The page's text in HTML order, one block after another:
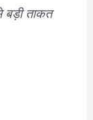
बड़ी ताकत